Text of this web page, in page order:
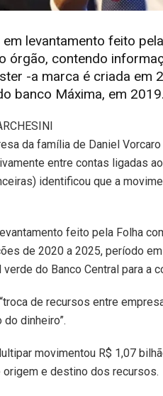
levantamento feito
órgão, contendo
-a marca é criada em
banco Máxima, em 2019.
da família de Daniel
entre contas ligadas
identificou que a
feito pela Folha
de 2020 a 2025, período
do Banco Central para a
de recursos entre
dinheiro”.
movimentou R$ 1,07
e destino dos recursos.